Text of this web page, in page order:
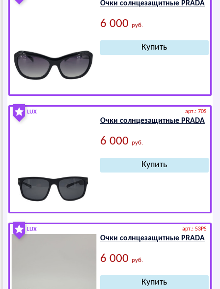
Очки солнцезащитные РRАDА
6 000 руб.
LUX арт.: 70S
Очки солнцезащитные РRАDА
6 000 руб.
LUX арт.: 53PS
Очки солнцезащитные РRАDА
6 000 руб.